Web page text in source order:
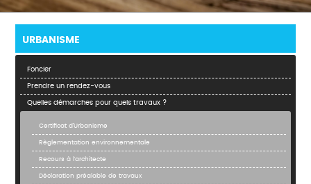
URBANISME
Foncier
Prendre un rendez-vous
Quelles démarches pour quels travaux ?
Certificat d’Urbanisme
Règlementation environnementale
Recours à l'architecte
Déclaration préalable de travaux